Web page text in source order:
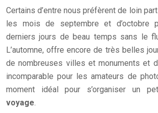
Certains d’entre nous préfèrent de loin
les mois de septembre et d’octobre
derniers jours de beau temps sans le
L’automne, offre encore de très belles
de nombreuses villes et monuments et
incomparable pour les amateurs de
moment idéal pour s’organiser un
voyage.